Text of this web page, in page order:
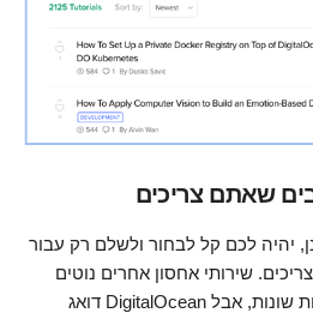
שאתם צריכים
יהיה לכם קל לבחור ולשלם רק עבור
שירותי אחסון אחרים נוטים
לקבץ הצעות שלהם לחבילות שונות, אבל DigitalOcean דואג